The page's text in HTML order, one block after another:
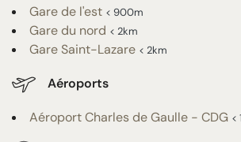
Gare de l'est < 900m
Gare du nord < 2km
Gare Saint-Lazare < 2km
Aéroports
Aéroport Charles de Gaulle - CDG <